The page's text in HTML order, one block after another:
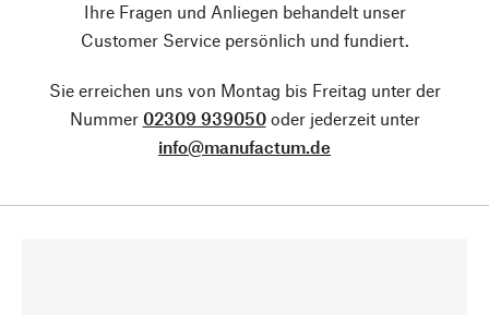
Ihre Fragen und Anliegen behandelt unser
Customer Service persönlich und fundiert.
Sie erreichen uns von Montag bis Freitag unter der
Nummer 02309 939050oder jederzeit unter
info@manufactum.de